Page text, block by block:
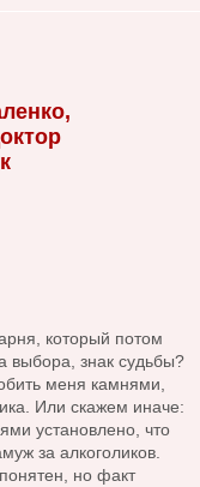
который потом
выбора, знак судьбы?
меня камнями,
Или скажем иначе:
установлено, что
за алкоголиков.
но факт